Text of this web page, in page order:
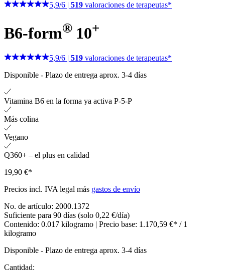
5,9/6 519 valoraciones de terapeutas*
B6-form® 10+
5,9/6 | 519 valoraciones de terapeutas*
Disponible - Plazo de entrega aprox. 3-4 días
Vitamina B6 en la forma ya activa P-5-P
Más colina
Vegano
Q360+ – el plus en calidad
19,90 €*
Precios incl. IVA legal más gastos de envío
No. de artículo: 2000.1372
Suficiente para 90 días (solo 0,22 €/día)
Contenido: 0.017 kilogramo | Precio base: 1.170,59 €* / 1
kilogramo
Disponible - Plazo de entrega aprox. 3-4 días
Cantidad: